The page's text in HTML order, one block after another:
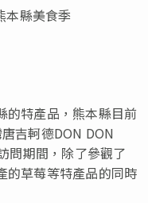
本縣美食季
的特產品，熊本縣目前
吉軻德DON DON
問期間，除了參觀了
的草莓等特產品的同時